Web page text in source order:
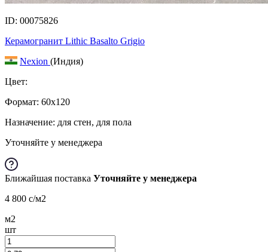
ID: 00075826
Керамогранит Lithic Basalto Grigio
Nexion (Индия)
Цвет:
Формат: 60x120
Назначение: для стен, для пола
Уточняйте у менеджера
Ближайшая поставка Уточняйте у менеджера
4 800 c/м2
м2
шт